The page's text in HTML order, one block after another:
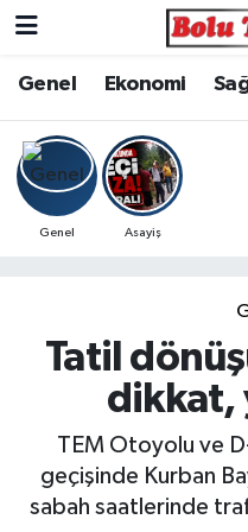
Genel Ekonomi
Genel Asayiş
Tatil
dikkat,
TEM Otoyolu ve
geçişinde Kurban
sabah saatlerinde